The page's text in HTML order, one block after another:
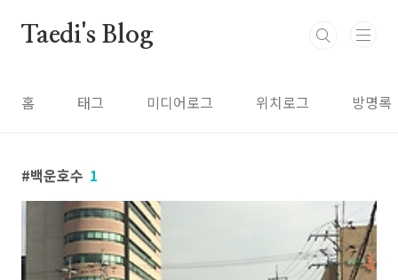
Taedi's Blog
홈 태그 미디어로그 위치로그 방명록
백운호수 1